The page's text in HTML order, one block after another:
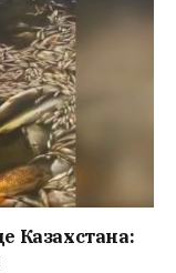
Казахстана: